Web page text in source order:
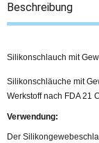
Beschreibung
Silikonschlauch mit
Silikonschläuche mit
Werkstoff nach FDA 21
Verwendung:
Der